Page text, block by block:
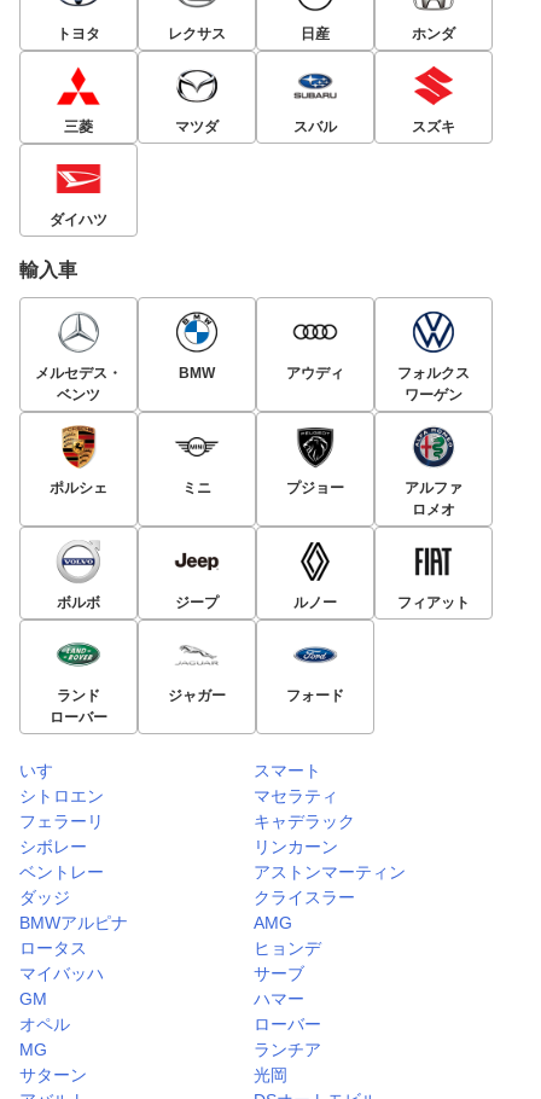
トヨタ レクサス 日産 ホンダ
三菱 マツダ スバル スズキ
ダイハツ
輸入車
メルセデス・
ベンツ
BMW アウディ
フォルクス
ワーゲン
ポルシェ ミニ プジョー
アルファ
ロメオ
ボルボ ジープ ルノー フィアット
ランド
ローバー
ジャガー フォード
いすゞ
スマート
シトロエン
マセラティ
フェラーリ
キャデラック
シボレー
リンカーン
ベントレー
アストンマーティン
ダッジ
クライスラー
BMWアルピナ
AMG
ロータス
ヒョンデ
マイバッハ
サーブ
GM
ハマー
オペル
ローバー
MG
ランチア
サターン
光岡